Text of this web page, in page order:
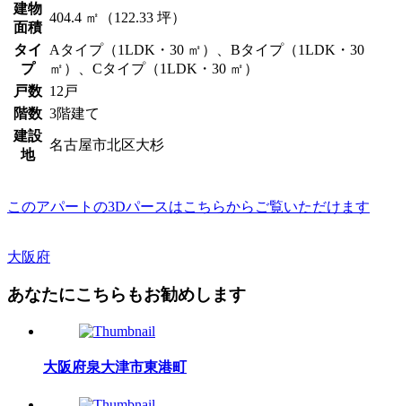
建物
面積
404.4 ㎡（122.33 坪）
タイ
プ
Aタイプ（1LDK・30 ㎡）、Bタイプ（1LDK・30
㎡）、Cタイプ（1LDK・30 ㎡）
戸数 12戸
階数 3階建て
建設
地
名古屋市北区大杉
このアパートの3Dパースはこちらからご覧いただけます
大阪府
あなたにこちらもお勧めします
大阪府泉大津市東港町